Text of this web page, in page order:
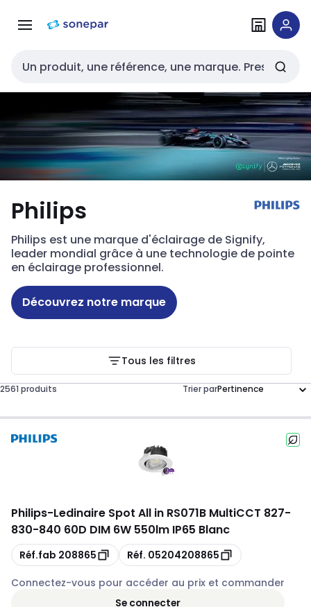
navigation au
Entrée de recherche
Philips
Philips est une marque d'éclairage de Signify,
leader mondial grâce à une technologie de pointe
en éclairage professionnel.
Découvrez notre marque
Tous les filtres
2561 produits Trier par
Philips-Ledinaire Spot All in RS071B MultiCCT 827-
830-840 60D DIM 6W 550lm IP65 Blanc
Copie
Réf.fab 208865 Copie
Réf. 05204208865
Connectez-vous pour accéder au prix et commander
Se connecter